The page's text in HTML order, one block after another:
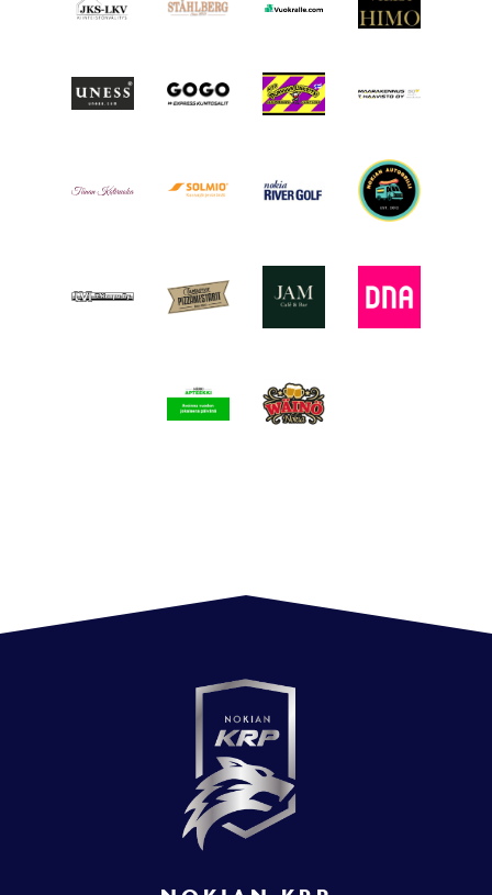
NOKIAN KRP